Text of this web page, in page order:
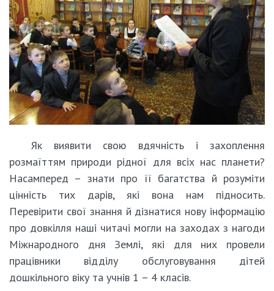
Як виявити свою вдячність і захоплення
розмаїттям природи рідної для всіх нас планети?
Насамперед – знати про її багатства й розуміти
цінність тих дарів, які вона нам підносить.
Перевірити свої знання й дізнатися нову інформацію
про довкілля наші читачі могли на заходах з нагоди
Міжнародного дня Землі, які для них провели
працівники відділу обслуговування дітей
дошкільного віку та учнів 1 – 4 класів.